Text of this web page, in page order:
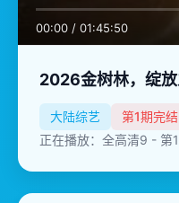
00:00 / 01:45:50
2026金树林，绽
大陆综艺
第1期完结
正在播放：全高清9 - 第